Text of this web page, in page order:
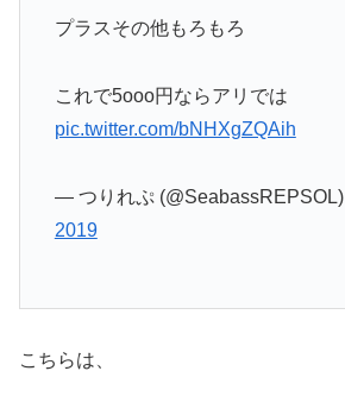
プラスその他もろもろ
これで5ooo円ならアリでは
pic.twitter.com/bNHXgZQAih
— つりれぷ (@SeabassREPSOL)
2019
こちらは、